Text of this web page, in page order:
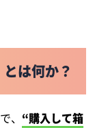
は何か？
、 “購入して箱